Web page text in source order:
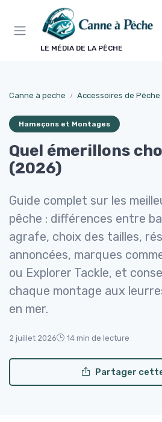
LE MÉDIA DE LA PÊCHE
Canne à peche Accessoires de Pêche
Hameçons et Montages
Quel émerillons
(2026)
Guide complet sur les
pêche : différences entre
agrafe, choix des tailles,
annoncées, marques
ou Explorer Tackle, et
chaque montage aux
en mer.
2 juillet 2026 14 min de lecture
Partager
Panneau de gestion des cookies